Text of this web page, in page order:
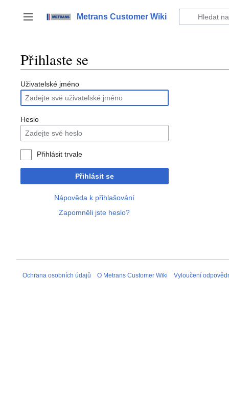
na
obsah
Přepnout postranní panel
Metrans Customer Wiki
Přihlaste se
Uživatelské jméno
Heslo
Přihlásit trvale
Přihlásit se
Nápověda k přihlašování
Zapomněli jste heslo?
Ochrana osobních údajů O Metrans Customer Wiki Vyloučení